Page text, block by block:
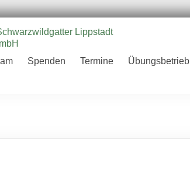
Spenden Termine Übungsbetrieb